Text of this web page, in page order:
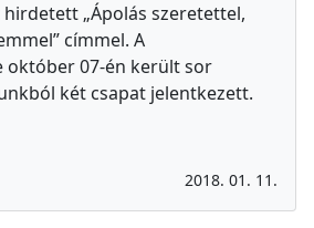
„Ápolás szeretettel,
címmel. A
október 07-én került sor
két csapat jelentkezett.
2018. 01. 11.